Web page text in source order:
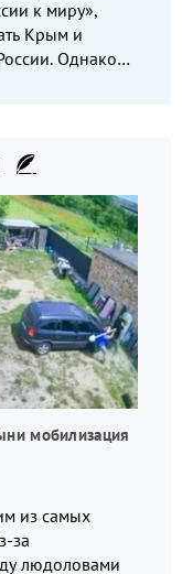
к миру»,
Крым и
Однако
мобилизация
из самых
за
людоловами